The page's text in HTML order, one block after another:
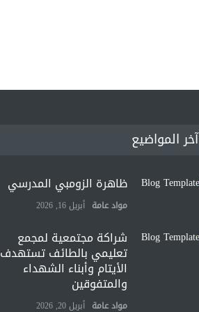
آخر المواضيع
ظاهرة الزومبي المدرسي
مواد عامة أبريل 16, 2026
شراكة مجتمعية لمجمع
تعليمي بالطائف تستهدف
الأيتام وأبناء الشهداء
والمتفوقين
مواد عامة أبريل 20, 2026